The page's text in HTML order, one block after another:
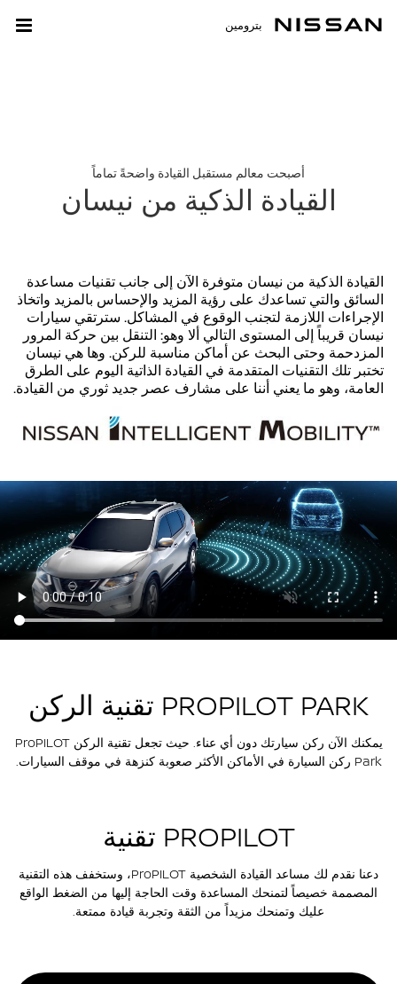
بترومين
أصبحت معالم مستقبل القيادة واضحةً تماماً
القيادة الذكية من نيسان
القيادة الذكية من نيسان متوفرة الآن إلى جانب تقنيات مساعدة
السائق والتي تساعدك على رؤية المزيد والإحساس بالمزيد واتخاذ
الإجراءات اللازمة لتجنب الوقوع في المشاكل. سترتقي سيارات
نيسان قريباً إلى المستوى التالي ألا وهو: التنقل بين حركة المرور
المزدحمة وحتى البحث عن أماكن مناسبة للركن. وها هي نيسان
تختبر تلك التقنيات المتقدمة في القيادة الذاتية اليوم على الطرق
العامة، وهو ما يعني أننا على مشارف عصر جديد ثوري من القيادة.
تقنية الركن PROPILOT PARK
يمكنك الآن ركن سيارتك دون أي عناء. حيث تجعل تقنية الركن ProPILOT
Park ركن السيارة في الأماكن الأكثر صعوبة كنزهة في موقف السيارات.
تقنية PROPILOT
دعنا نقدم لك مساعد القيادة الشخصية ProPILOT، وستخفف هذه التقنية
المصممة خصيصاً لتمنحك المساعدة وقت الحاجة إليها من الضغط الواقع
عليك وتمنحك مزيداً من الثقة وتجربة قيادة ممتعة.